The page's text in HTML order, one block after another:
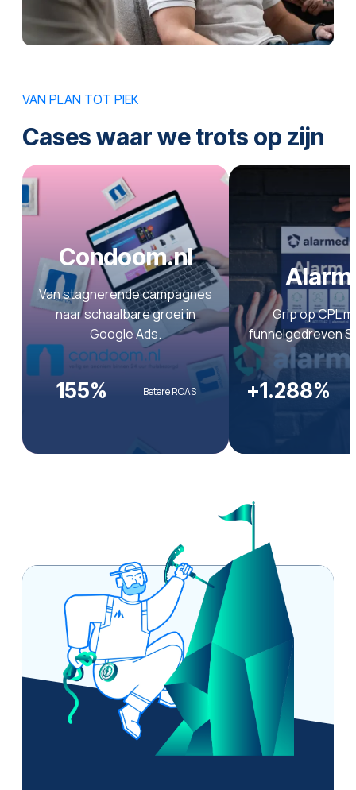
VAN PLAN TOT PIEK
Cases waar we trots op zijn
Condoom.nl
Van stagnerende campagnes
naar schaalbare groei in
Google Ads.
155% Betere ROAS
Grip op CPL
funnelgedreven
+1.288%